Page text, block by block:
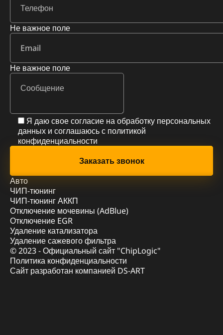
Не важное поле
Не важное поле
Я даю свое согласие на обработку персональных
данных и соглашаюсь с политикой
конфиденциальности
Авто
ЧИП-тюнинг
ЧИП-тюнинг АККП
Отключение мочевины (AdBlue)
Отключение EGR
Удаление катализатора
Удаление сажевого фильтра
© 2023 - Официальный сайт "ChipLogic"
Политика конфиденциальности
Сайт разработан компанией DS-ART